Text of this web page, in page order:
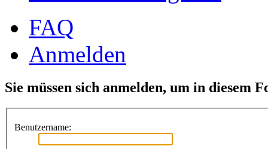
FAQ
Anmelden
Sie müssen sich anmelden, um in diesem
Benutzername: